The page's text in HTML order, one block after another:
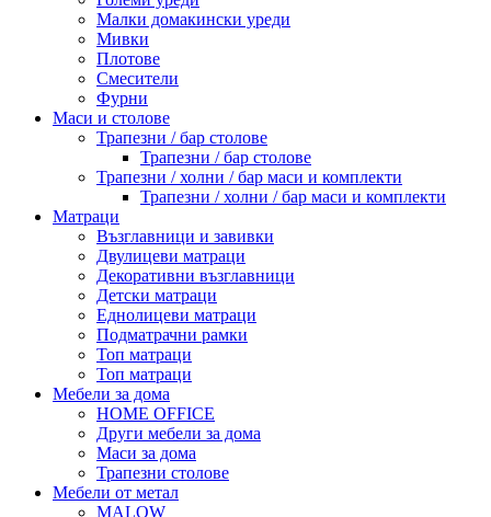
Малки домакински уреди
Мивки
Плотове
Смесители
Фурни
Маси и столове
Трапезни / бар столове
Трапезни / бар столове
Трапезни / холни / бар маси и комплекти
Трапезни / холни / бар маси и комплекти
Матраци
Възглавници и завивки
Двулицеви матраци
Декоративни възглавници
Детски матраци
Еднолицеви матраци
Подматрачни рамки
Топ матраци
Топ матраци
Мебели за дома
HOME OFFICE
Други мебели за дома
Маси за дома
Трапезни столове
Мебели от метал
MALOW